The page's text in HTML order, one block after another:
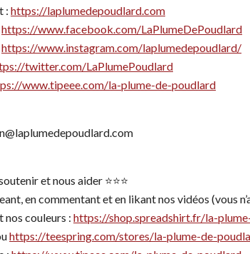
: https://laplumedepoudlard.com
https://www.facebook.com/LaPlumeDePoudlard
https://www.instagram.com/laplumedepoudlard/
twitter.com/LaPlumePoudlard
www.tipeee.com/la-plume-de-poudlard
et nous aider ⭐️⭐️⭐️
en commentant et en likant nos vidéos (vous
nos couleurs : https://shop.spreadshirt.fr/la-
https://teespring.com/stores/la-plume-de-